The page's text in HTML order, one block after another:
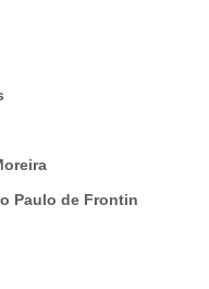
Paulo de Frontin